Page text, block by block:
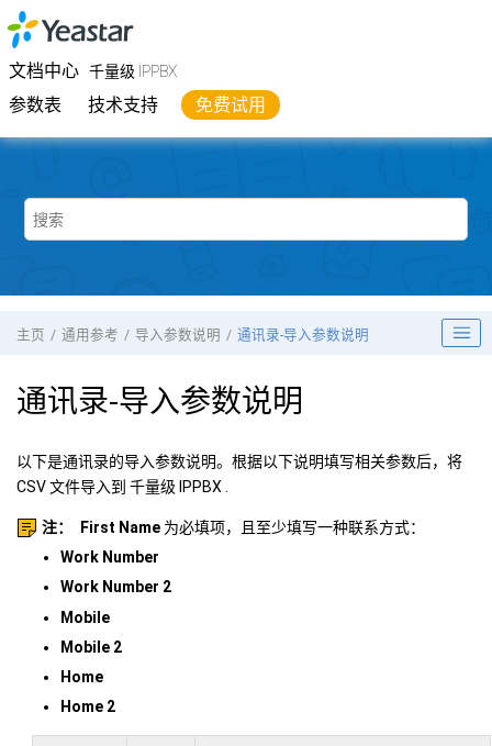
跳转到主要内容
文档中心 千量级 IPPBX
参数表 技术支持 免费试用
Yeastar千量级 IPPBX
主页 通用参考 导入参数说明 通讯录-导入参数说明
通讯录-导入参数说明
以下是通讯录的导入参数说明。根据以下说明填写相关参数后，将
CSV 文件导入到 千量级 IPPBX
注： First Name 为必填项，且至少填写一种联系方式：
Work Number
Work Number 2
Mobile
Mobile 2
Home
Home 2